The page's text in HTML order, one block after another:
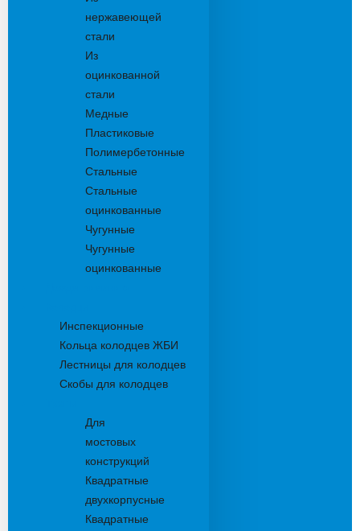
нержавеющей
стали
Из
оцинкованной
стали
Медные
Пластиковые
Полимербетонные
Стальные
Стальные
оцинкованные
Чугунные
Чугунные
оцинкованные
Инспекционные
Кольца колодцев ЖБИ
Лестницы для колодцев
Скобы для колодцев
Для
мостовых
конструкций
Квадратные
двухкорпусные
Квадратные